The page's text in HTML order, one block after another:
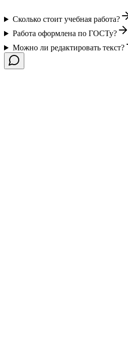
Сколько стоит учебная работа?
Работа оформлена по ГОСТу?
Можно ли редактировать текст?